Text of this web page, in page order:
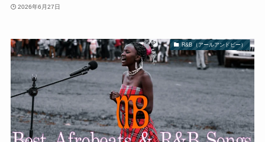
2026年6月27日
R&B（アールアンドビー）